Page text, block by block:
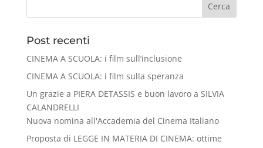
Cerca
Post recenti
CINEMA A SCUOLA: i film sull’inclusione
CINEMA A SCUOLA: i film sulla speranza
Un grazie a PIERA DETASSIS e buon lavoro a SILVIA
CALANDRELLI
Nuova nomina all'Accademia del Cinema Italiano
Proposta di LEGGE IN MATERIA DI CINEMA: ottime